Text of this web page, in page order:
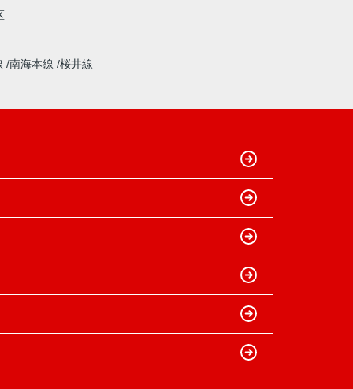
南海本線 桜井線